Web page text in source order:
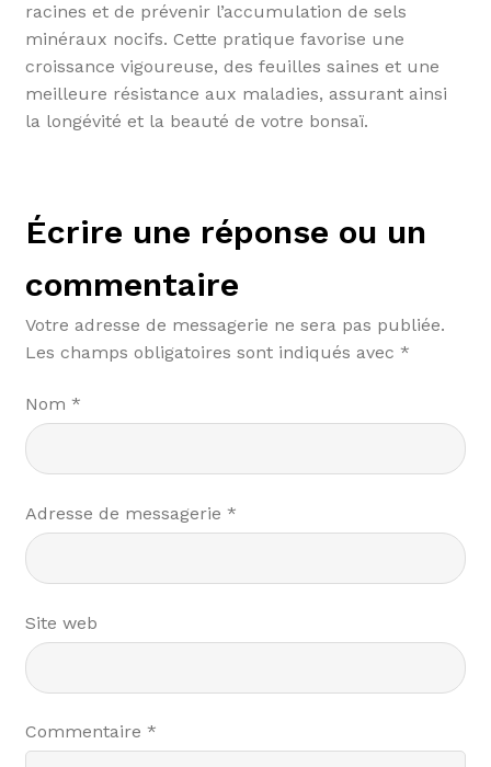
racines et de prévenir l’accumulation de sels
minéraux nocifs. Cette pratique favorise une
croissance vigoureuse, des feuilles saines et une
meilleure résistance aux maladies, assurant ainsi
la longévité et la beauté de votre bonsaï.
Écrire une réponse ou un
commentaire
Votre adresse de messagerie ne sera pas publiée.
Les champs obligatoires sont indiqués avec *
Nom *
Adresse de messagerie *
Site web
Commentaire *